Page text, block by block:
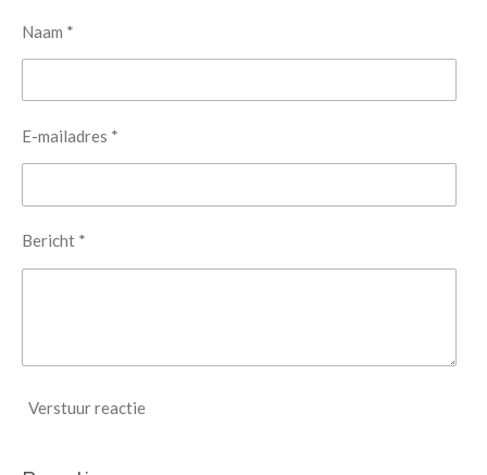
Naam *
E-mailadres *
Bericht *
Verstuur reactie